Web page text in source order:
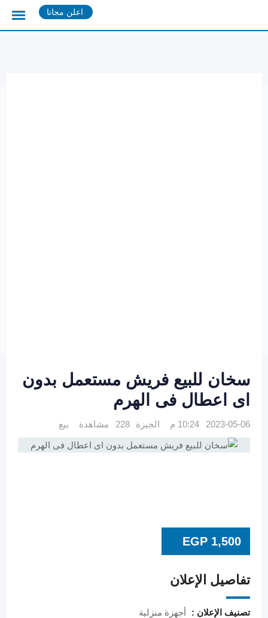
اعلن مجانا
سخان للبيع فريش مستعمل بدون
اى اعطال فى الهرم
2023-05-06 10:24 م الجيزة 228 مشاهدة بيع
EGP 1,500
تفاصيل الإعلان
تصنيف الإعلان : أجهزة منزلية